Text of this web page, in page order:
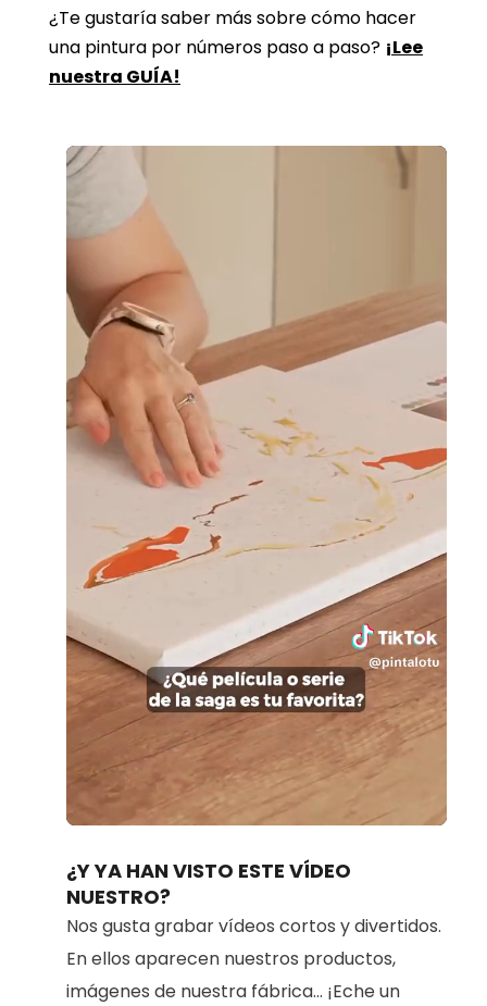
¿Te gustaría saber más sobre cómo hacer
una pintura por números paso a paso? ¡Lee
nuestra GUÍA!
Loaded:
100.00%
¿Y YA HAN VISTO ESTE VÍDEO
NUESTRO?
Nos gusta grabar vídeos cortos y divertidos.
En ellos aparecen nuestros productos,
imágenes de nuestra fábrica... ¡Eche un